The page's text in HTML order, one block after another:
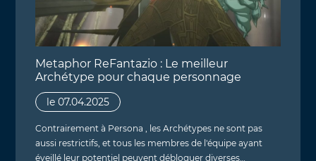
Metaphor ReFantazio : Le meilleur
Archétype pour chaque personnage
le 07.04.2025
Contrairement à Persona , les Archétypes ne sont pas
aussi restrictifs, et tous les membres de l'équipe ayant
éveillé leur potentiel peuvent débloquer diverses…